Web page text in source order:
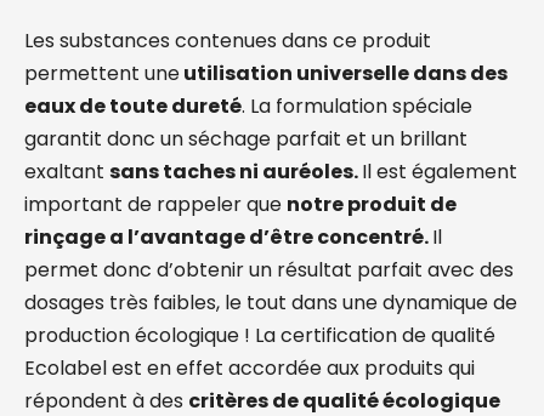
Les substances contenues dans ce produit
permettent uneutilisation universelle dans des
eaux de toute dureté. La formulation spéciale
garantit donc un séchage parfait et un brillant
exaltant sans taches ni auréoles.Il est également
important de rappeler que notre produit de
rinçage a l’avantage d’être concentré.Il
permet donc d’obtenir un résultat parfait avec des
dosages très faibles, le tout dans une dynamique de
production écologique ! La certification de qualité
Ecolabel est en effet accordée aux produits qui
répondent à des critères de qualité écologique